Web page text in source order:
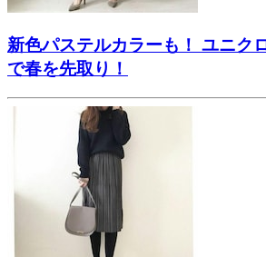
新色パステルカラーも！ ユニク
で春を先取り！